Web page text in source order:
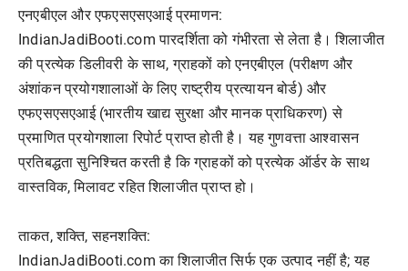
एनएबीएल और एफएसएसएआई प्रमाणन:
IndianJadiBooti.com पारदर्शिता को गंभीरता से लेता है। शिलाजीत
की प्रत्येक डिलीवरी के साथ, ग्राहकों को एनएबीएल (परीक्षण और
अंशांकन प्रयोगशालाओं के लिए राष्ट्रीय प्रत्यायन बोर्ड) और
एफएसएसएआई (भारतीय खाद्य सुरक्षा और मानक प्राधिकरण) से
प्रमाणित प्रयोगशाला रिपोर्ट प्राप्त होती है। यह गुणवत्ता आश्वासन
प्रतिबद्धता सुनिश्चित करती है कि ग्राहकों को प्रत्येक ऑर्डर के साथ
वास्तविक, मिलावट रहित शिलाजीत प्राप्त हो।
ताकत, शक्ति, सहनशक्ति:
IndianJadiBooti.com का शिलाजीत सिर्फ एक उत्पाद नहीं है; यह